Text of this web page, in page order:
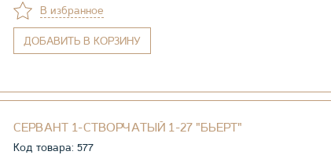
В избранное
ДОБАВИТЬ В КОРЗИНУ
СЕРВАНТ 1-СТВОРЧАТЫЙ 1-27 "БЬЕРТ"
Код товара: 577